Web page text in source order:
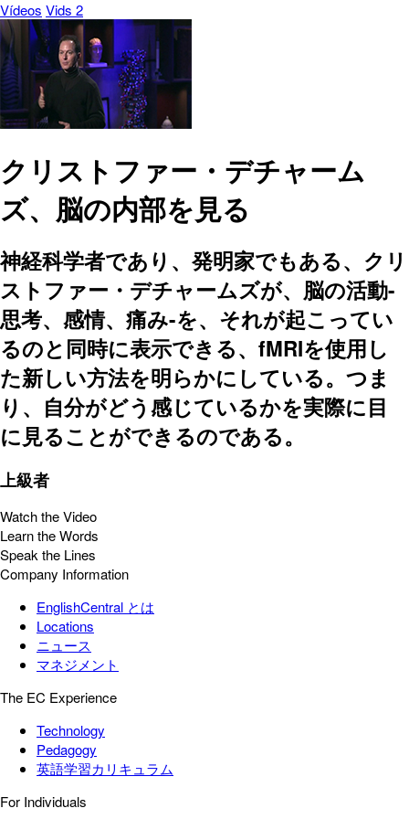
Vídeos Vids 2
クリストファー・デチャーム
ズ、脳の内部を見る
神経科学者であり、発明家でもある、クリ
ストファー・デチャームズが、脳の活動-
思考、感情、痛み-を、それが起こってい
るのと同時に表示できる、fMRIを使用し
た新しい方法を明らかにしている。つま
り、自分がどう感じているかを実際に目
に見ることができるのである。
上級者
Watch the Video
Learn the Words
Speak the Lines
Company Information
EnglishCentral とは
Locations
ニュース
マネジメント
The EC Experience
Technology
Pedagogy
英語学習カリキュラム
For Individuals